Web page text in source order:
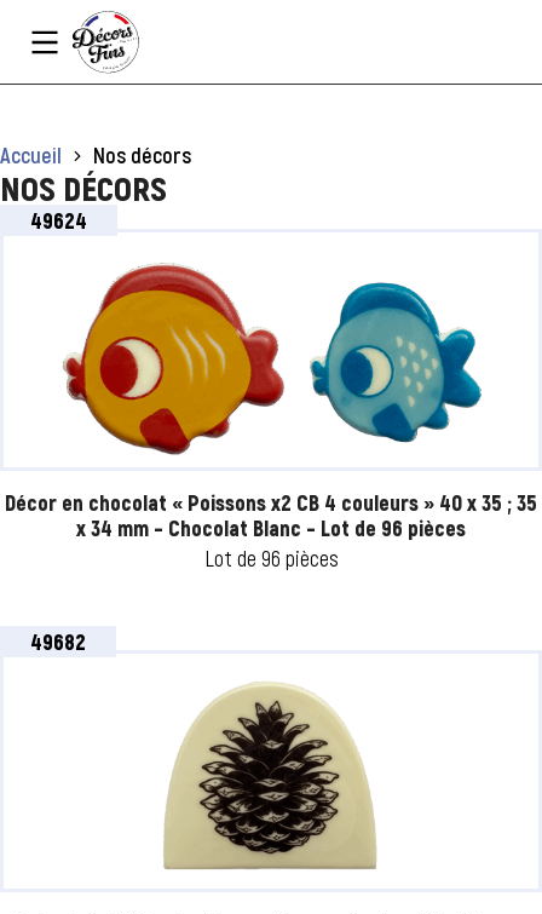
Vous êtes ici :
Accueil Nos décors
NOS DÉCORS
49624
Décor en chocolat « Poissons x2 CB 4 couleurs » 40 x 35 ; 35
x 34 mm – Chocolat Blanc – Lot de 96 pièces
Lot de 96 pièces
49682
Panneau de gestion des cookies